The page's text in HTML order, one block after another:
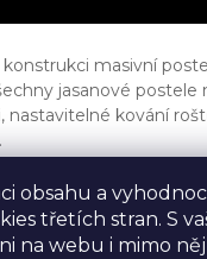
obsahu a
třetích stran. S
na webu i mimo
masivní
jasanové postele
nastavitelné kování